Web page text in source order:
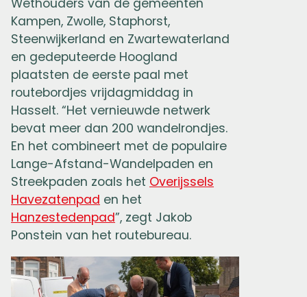
Wethouders van de gemeenten
Kampen, Zwolle, Staphorst,
Steenwijkerland en Zwartewaterland
en gedeputeerde Hoogland
plaatsten de eerste paal met
routebordjes vrijdagmiddag in
Hasselt. “Het vernieuwde netwerk
bevat meer dan 200 wandelrondjes.
En het combineert met de populaire
Lange-Afstand-Wandelpaden en
Streekpaden zoals het Overijssels
Havezatenpad en het
Hanzestedenpad”, zegt Jakob
Ponstein van het routebureau.